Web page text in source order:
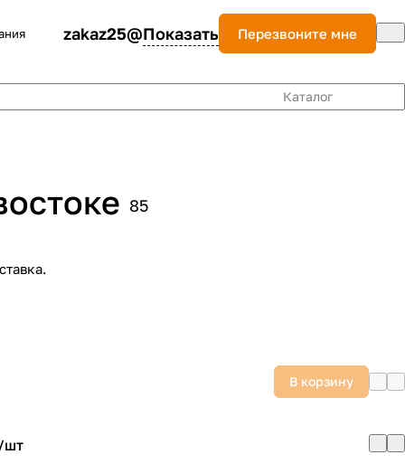
zakaz25@Показать Перезвоните мне
Каталог
85
В корзину
шт